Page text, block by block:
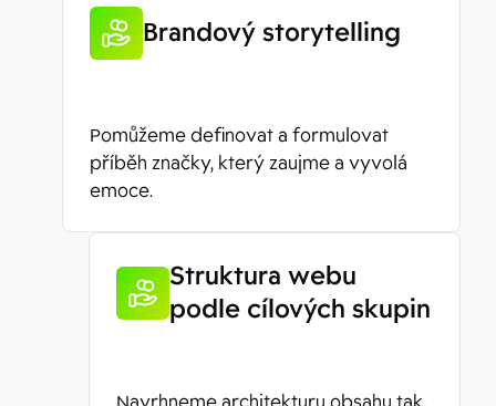
Brandový storytelling
Pomůžeme definovat a formulovat
příběh značky, který zaujme a vyvolá
emoce.
Struktura webu
podle cílových skupin